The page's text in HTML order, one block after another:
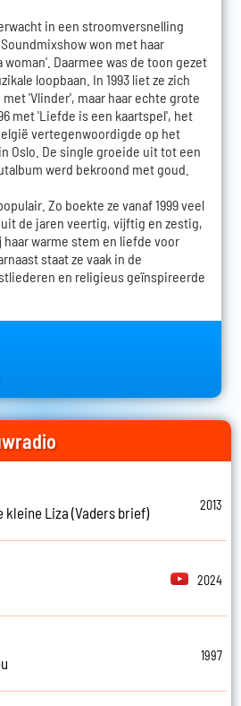
in een stroomversnelling
won met haar
Daarmee was de toon gezet
loopbaan. In 1993 liet ze zich
'Vlinder', maar haar echte grote
met 'Liefde is een kaartspel', het
vertegenwoordigde op het
Oslo. De single groeide uit tot een
werd bekroond met goud.
Zo boekte ze vanaf 1999 veel
de jaren veertig, vijftig en zestig,
warme stem en liefde voor
staat ze vaak in de
en religieus geïnspireerde
kleine Liza (Vaders brief)
2013
2024
1997